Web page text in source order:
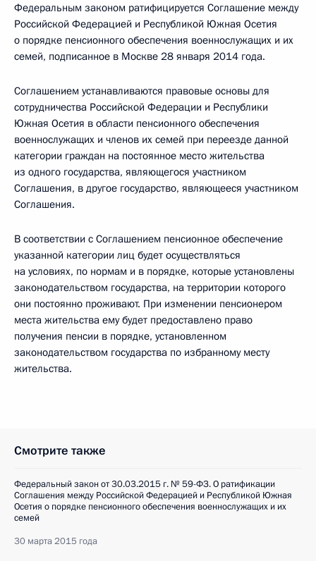
Федеральным законом ратифицируется Соглашение между
Российской Федерацией и Республикой Южная Осетия
о порядке пенсионного обеспечения военнослужащих и их
семей, подписанное в Москве 28 января 2014 года.
Соглашением устанавливаются правовые основы для
сотрудничества Российской Федерации и Республики
Южная Осетия в области пенсионного обеспечения
военнослужащих и членов их семей при переезде данной
категории граждан на постоянное место жительства
из одного государства, являющегося участником
Соглашения, в другое государство, являющееся участником
Соглашения.
В соответствии с Соглашением пенсионное обеспечение
указанной категории лиц будет осуществляться
на условиях, по нормам и в порядке, которые установлены
законодательством государства, на территории которого
они постоянно проживают. При изменении пенсионером
места жительства ему будет предоставлено право
получения пенсии в порядке, установленном
законодательством государства по избранному месту
жительства.
Смотрите также
Федеральный закон от 30.03.2015 г. № 59-ФЗ. О ратификации
Соглашения между Российской Федерацией и Республикой Южная
Осетия о порядке пенсионного обеспечения военнослужащих и их
семей
30 марта 2015 года